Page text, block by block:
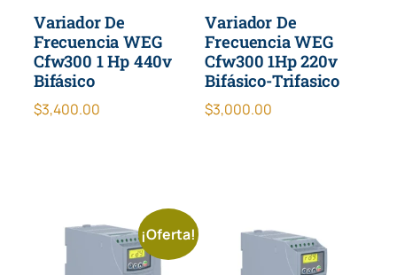
Variador De
Frecuencia WEG
Cfw300 1 Hp 440v
Bifásico
$3,400.00
Variador De
Frecuencia WEG
Cfw300 1Hp 220v
Bifásico-Trifasico
$3,000.00
¡Oferta!